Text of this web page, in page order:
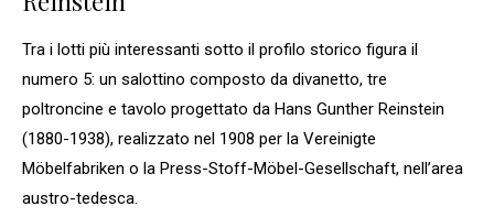
Tra i lotti più interessanti sotto il profilo storico figura il
numero 5: un salottino composto da divanetto, tre
poltroncine e tavolo progettato da Hans Gunther Reinstein
(1880-1938), realizzato nel 1908 per la Vereinigte
Möbelfabriken o la Press-Stoff-Möbel-Gesellschaft, nell’area
austro-tedesca.